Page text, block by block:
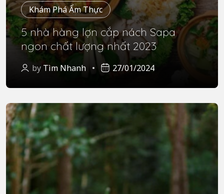
Khám Phá Ẩm Thực
5 nhà hàng lợn cắp nách Sapa
ngon chất lượng nhất 2023
by Tìm Nhanh 27/01/2024